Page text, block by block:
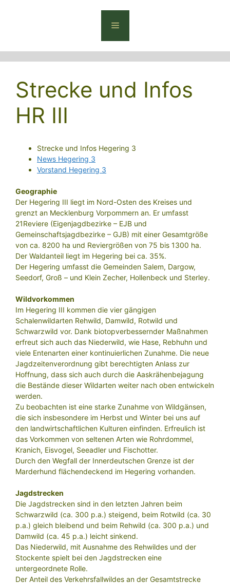
Menü
Strecke und Infos
HR III
Strecke und Infos Hegering 3
News Hegering 3
Vorstand Hegering 3
Geographie
Der Hegering III liegt im Nord-Osten des Kreises und
grenzt an Mecklenburg Vorpommern an. Er umfasst
21Reviere (Eigenjagdbezirke – EJB und
Gemeinschaftsjagdbezirke – GJB) mit einer Gesamtgröße
von ca. 8200 ha und Reviergrößen von 75 bis 1300 ha.
Der Waldanteil liegt im Hegering bei ca. 35%.
Der Hegering umfasst die Gemeinden Salem, Dargow,
Seedorf, Groß – und Klein Zecher, Hollenbeck und Sterley.
Wildvorkommen
Im Hegering III kommen die vier gängigen
Schalenwildarten Rehwild, Damwild, Rotwild und
Schwarzwild vor. Dank biotopverbessernder Maßnahmen
erfreut sich auch das Niederwild, wie Hase, Rebhuhn und
viele Entenarten einer kontinuierlichen Zunahme. Die neue
Jagdzeitenverordnung gibt berechtigten Anlass zur
Hoffnung, dass sich auch durch die Aaskrähenbejagung
die Bestände dieser Wildarten weiter nach oben entwickeln
werden.
Zu beobachten ist eine starke Zunahme von Wildgänsen,
die sich insbesondere im Herbst und Winter bei uns auf
den landwirtschaftlichen Kulturen einfinden. Erfreulich ist
das Vorkommen von seltenen Arten wie Rohrdommel,
Kranich, Eisvogel, Seeadler und Fischotter.
Durch den Wegfall der Innerdeutschen Grenze ist der
Marderhund flächendeckend im Hegering vorhanden.
Jagdstrecken
Die Jagdstrecken sind in den letzten Jahren beim
Schwarzwild (ca. 300 p.a.) steigend, beim Rotwild (ca. 30
p.a.) gleich bleibend und beim Rehwild (ca. 300 p.a.) und
Damwild (ca. 45 p.a.) leicht sinkend.
Das Niederwild, mit Ausnahme des Rehwildes und der
Stockente spielt bei den Jagdstrecken eine
untergeordnete Rolle.
Der Anteil des Verkehrsfallwildes an der Gesamtstrecke